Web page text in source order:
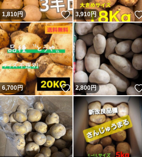
1,810円 いいね！
3,910円
6,700円 いいね！
2,800円